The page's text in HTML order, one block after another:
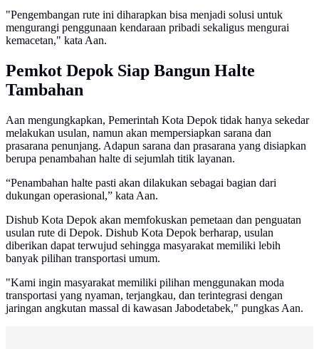
"Pengembangan rute ini diharapkan bisa menjadi solusi untuk
mengurangi penggunaan kendaraan pribadi sekaligus mengurai
kemacetan," kata Aan.
Pemkot Depok Siap Bangun Halte
Tambahan
Aan mengungkapkan, Pemerintah Kota Depok tidak hanya sekedar
melakukan usulan, namun akan mempersiapkan sarana dan
prasarana penunjang. Adapun sarana dan prasarana yang disiapkan
berupa penambahan halte di sejumlah titik layanan.
“Penambahan halte pasti akan dilakukan sebagai bagian dari
dukungan operasional,” kata Aan.
Dishub Kota Depok akan memfokuskan pemetaan dan penguatan
usulan rute di Depok. Dishub Kota Depok berharap, usulan
diberikan dapat terwujud sehingga masyarakat memiliki lebih
banyak pilihan transportasi umum.
"Kami ingin masyarakat memiliki pilihan menggunakan moda
transportasi yang nyaman, terjangkau, dan terintegrasi dengan
jaringan angkutan massal di kawasan Jabodetabek," pungkas Aan.